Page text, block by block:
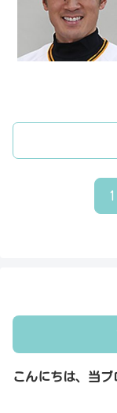
1
こんにちは、当ブ